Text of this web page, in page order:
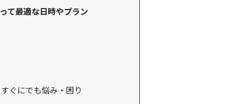
て最適な日時やプラン
ぐにでも悩み・困り